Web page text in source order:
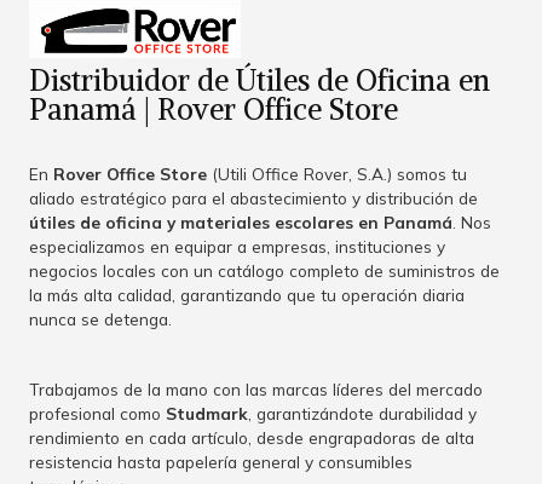
Distribuidor de Útiles de Oficina en
Panamá | Rover Office Store
En Rover Office Store (Utili Office Rover, S.A.) somos tu
aliado estratégico para el abastecimiento y distribución de
útiles de oficina y materiales escolares en Panamá . Nos
especializamos en equipar a empresas, instituciones y
negocios locales con un catálogo completo de suministros de
la más alta calidad, garantizando que tu operación diaria
nunca se detenga.
Trabajamos de la mano con las marcas líderes del mercado
profesional como Studmark , garantizándote durabilidad y
rendimiento en cada artículo, desde engrapadoras de alta
resistencia hasta papelería general y consumibles